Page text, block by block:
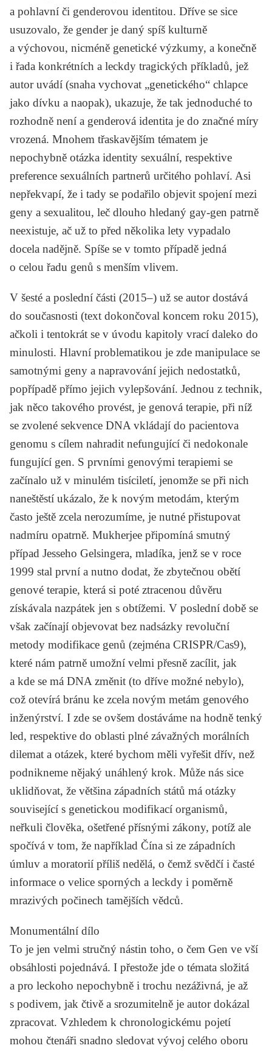
a pohlavní či genderovou identitou. Dříve se sice
usuzovalo, že gender je daný spíš kulturně
a výchovou, nicméně genetické výzkumy, a konečně
i řada konkrétních a leckdy tragických příkladů, jež
autor uvádí (snaha vychovat „genetického“ chlapce
jako dívku a naopak), ukazuje, že tak jednoduché to
rozhodně není a genderová identita je do značné míry
vrozená. Mnohem třaskavějším tématem je
nepochybně otázka identity sexuální, respektive
preference sexuálních partnerů určitého pohlaví. Asi
nepřekvapí, že i tady se podařilo objevit spojení mezi
geny a sexualitou, leč dlouho hledaný gay-gen patrně
neexistuje, ač už to před několika lety vypadalo
docela nadějně. Spíše se v tomto případě jedná
o celou řadu genů s menším vlivem.
V šesté a poslední části (2015–) už se autor dostává
do současnosti (text dokončoval koncem roku 2015),
ačkoli i tentokrát se v úvodu kapitoly vrací daleko do
minulosti. Hlavní problematikou je zde manipulace se
samotnými geny a napravování jejich nedostatků,
popřípadě přímo jejich vylepšování. Jednou z technik,
jak něco takového provést, je genová terapie, při níž
se zvolené sekvence DNA vkládají do pacientova
genomu s cílem nahradit nefungující či nedokonale
fungující gen. S prvními genovými terapiemi se
začínalo už v minulém tisíciletí, jenomže se při nich
naneštěstí ukázalo, že k novým metodám, kterým
často ještě zcela nerozumíme, je nutné přistupovat
nadmíru opatrně. Mukherjee připomíná smutný
případ Jesseho Gelsingera, mladíka, jenž se v roce
1999 stal první a nutno dodat, že zbytečnou obětí
genové terapie, která si poté ztracenou důvěru
získávala nazpátek jen s obtížemi. V poslední době se
však začínají objevovat bez nadsázky revoluční
metody modifikace genů (zejména CRISPR/Cas9),
které nám patrně umožní velmi přesně zacílit, jak
a kde se má DNA změnit (to dříve možné nebylo),
což otevírá bránu ke zcela novým metám genového
inženýrství. I zde se ovšem dostáváme na hodně tenký
led, respektive do oblasti plné závažných morálních
dilemat a otázek, které bychom měli vyřešit dřív, než
podnikneme nějaký unáhlený krok. Může nás sice
uklidňovat, že většina západních států má otázky
související s genetickou modifikací organismů,
neřkuli člověka, ošetřené přísnými zákony, potíž ale
spočívá v tom, že například Čína si ze západních
úmluv a moratorií příliš nedělá, o čemž svědčí i časté
informace o velice sporných a leckdy i poměrně
mrazivých počinech tamějších vědců.
Monumentální dílo
To je jen velmi stručný nástin toho, o čem Gen ve vší
obsáhlosti pojednává. I přestože jde o témata složitá
a pro leckoho nepochybně i trochu nezáživná, je až
s podivem, jak čtivě a srozumitelně je autor dokázal
zpracovat. Vzhledem k chronologickému pojetí
mohou čtenáři snadno sledovat vývoj celého oboru